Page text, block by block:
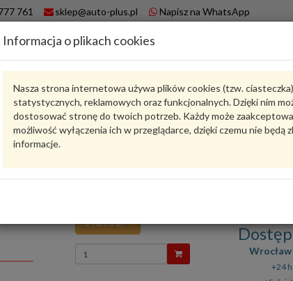
761 sklep@auto-plus.pl Napisz na WhatsApp
Informacja o plikach cookies
Nasza strona internetowa używa plików cookies (tzw.
statystycznych, reklamowych oraz funkcjonalnych. Dzięki nim
dostosować stronę do twoich potrzeb. Każdy może
możliwość wyłączenia ich w przeglądarce, dzięki czemu nie będą
informacje.
Karta produktu
VAG - produkt oryginalny VW AUDI SEAT SKODA
140,95 zł
Wprowadź
ilość
Wrocław
+24 h